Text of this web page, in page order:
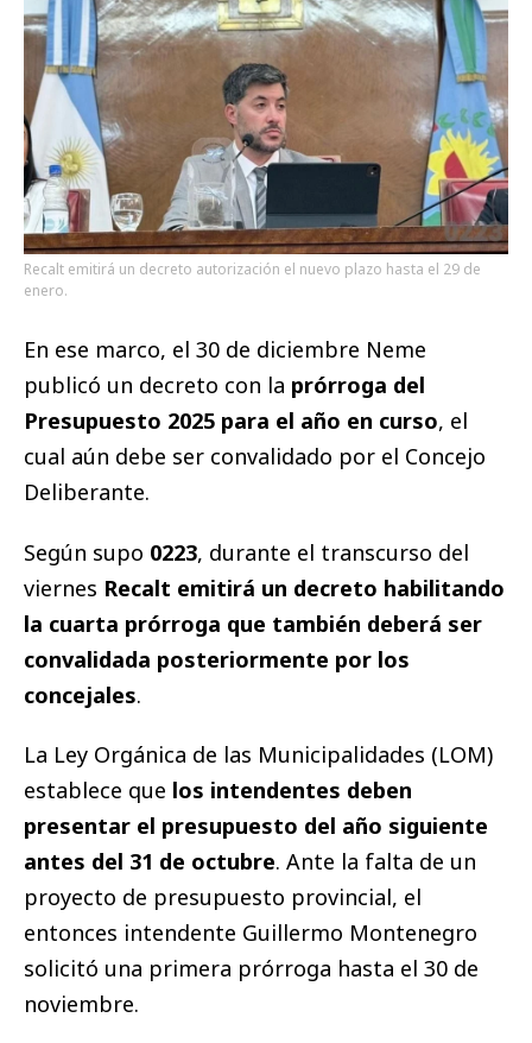
Recalt emitirá un decreto autorización el nuevo plazo hasta el 29 de
enero.
En ese marco, el 30 de diciembre Neme
publicó un decreto con la prórroga del
Presupuesto 2025 para el año en curso, el
cual aún debe ser convalidado por el Concejo
Deliberante.
Según supo 0223, durante el transcurso del
viernes Recalt emitirá un decreto habilitando
la cuarta prórroga que también deberá ser
convalidada posteriormente por los
concejales.
La Ley Orgánica de las Municipalidades (LOM)
establece que los intendentes deben
presentar el presupuesto del año siguiente
antes del 31 de octubre. Ante la falta de un
proyecto de presupuesto provincial, el
entonces intendente Guillermo Montenegro
solicitó una primera prórroga hasta el 30 de
noviembre.